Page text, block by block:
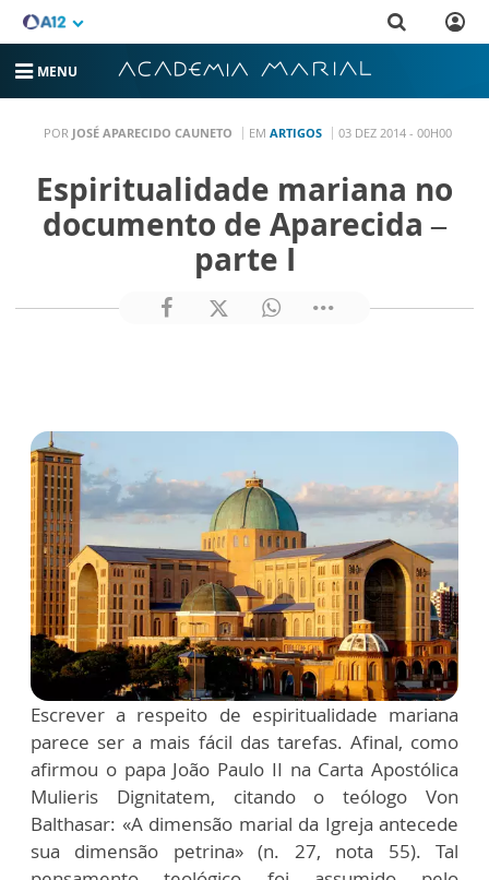
MENU
POR JOSÉ APARECIDO CAUNETO EM ARTIGOS 03 DEZ 2014 - 00H00
Espiritualidade mariana no
documento de Aparecida –
parte I
Escrever a respeito de espiritualidade mariana
parece ser a mais fácil das tarefas. Afinal, como
afirmou o papa João Paulo II na Carta Apostólica
Mulieris Dignitatem, citando o teólogo Von
Balthasar: «A dimensão marial da Igreja antecede
sua dimensão petrina» (n. 27, nota 55). Tal